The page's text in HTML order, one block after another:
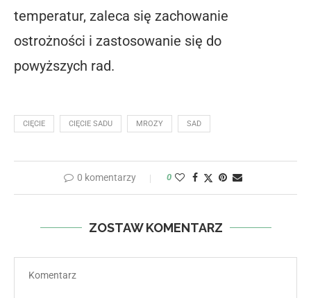
temperatur, zaleca się zachowanie
ostrożności i zastosowanie się do
powyższych rad.
CIĘCIE CIĘCIE SADU MROZY SAD
0 komentarzy 0
ZOSTAW KOMENTARZ